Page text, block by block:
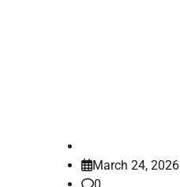
March 24, 2026